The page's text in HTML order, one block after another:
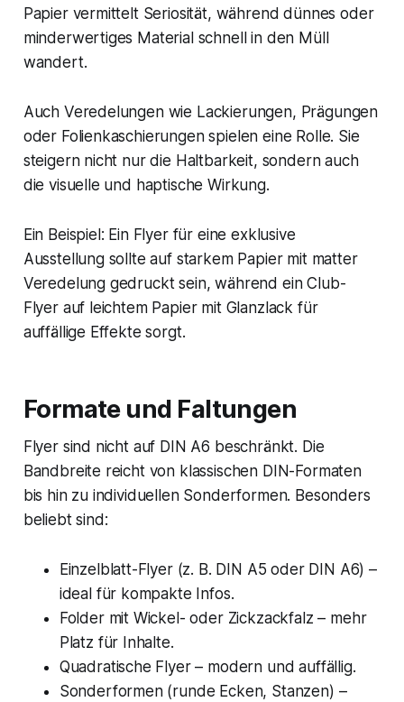
Papier vermittelt Seriosität, während dünnes oder
minderwertiges Material schnell in den Müll
wandert.
Auch Veredelungen wie Lackierungen, Prägungen
oder Folienkaschierungen spielen eine Rolle. Sie
steigern nicht nur die Haltbarkeit, sondern auch
die visuelle und haptische Wirkung.
Ein Beispiel: Ein Flyer für eine exklusive
Ausstellung sollte auf starkem Papier mit matter
Veredelung gedruckt sein, während ein Club-
Flyer auf leichtem Papier mit Glanzlack für
auffällige Effekte sorgt.
Formate und Faltungen
Flyer sind nicht auf DIN A6 beschränkt. Die
Bandbreite reicht von klassischen DIN-Formaten
bis hin zu individuellen Sonderformen. Besonders
beliebt sind:
Einzelblatt-Flyer (z. B. DIN A5 oder DIN A6) –
ideal für kompakte Infos.
Folder mit Wickel- oder Zickzackfalz – mehr
Platz für Inhalte.
Quadratische Flyer – modern und auffällig.
Sonderformen (runde Ecken, Stanzen) –